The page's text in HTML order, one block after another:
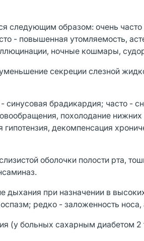
следующим образом: очень часто
- повышенная утомляемость,
ночные кошмары,
секреции слезной
синусовая брадикардия; часто -
похолодание нижних
декомпенсация
оболочки полости рта,
при назначении в
редко - заложенность носа,
(у больных сахарным диабетом 2